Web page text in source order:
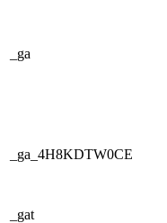
_ga
_ga_4H8KDTW0CE
_gat